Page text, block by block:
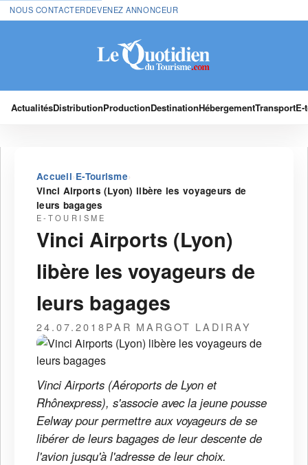
NOUS CONTACTERDEVENEZ ANNONCEUR
ActualitésDistributionProductionDestinationHébergementTransport
Accueil›E-Tourisme›
Vinci Airports (Lyon) libère les voyageurs de
leurs bagages
E-TOURISME
Vinci Airports (Lyon)
libère les voyageurs de
leurs bagages
24.07.2018PAR MARGOT LADIRAY
Vinci Airports (Aéroports de Lyon et
Rhônexpress), s'associe avec la jeune pousse
Eelway pour permettre aux voyageurs de se
libérer de leurs bagages de leur descente de
l'avion jusqu'à l'adresse de leur choix.